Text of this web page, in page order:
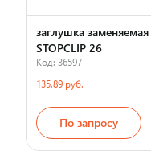
заглушка
STOPCLIP 26
Код: 36597
135.89 руб.
По запросу